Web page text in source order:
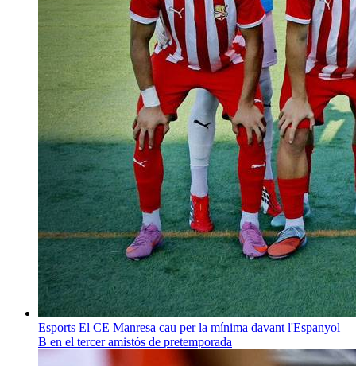
Esports El CE Manresa cau per la mínima davant l'Espanyol
B en el tercer amistós de pretemporada